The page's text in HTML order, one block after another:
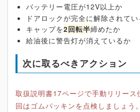
バッテリー電圧が12V以上か
ドアロックが完全に解除されて
キャップを2回転半締めたか
給油後に警告灯が消えているか
次に取るべきアクション
取扱説明書17ページで手動リリース
回はゴムパッキンを点検しましょう